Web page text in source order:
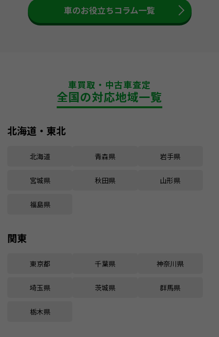
車のお役立ちコラム一覧
車買取・中古車査定
全国の対応地域一覧
北海道・東北
北海道 青森県 岩手県
宮城県 秋田県 山形県
福島県
関東
東京都 千葉県 神奈川県
埼玉県 茨城県 群馬県
栃木県